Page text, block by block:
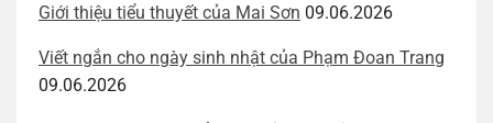
Giới thiệu tiểu thuyết của Mai Sơn 09.06.2026
Viết ngắn cho ngày sinh nhật của Phạm Đoan Trang
09.06.2026